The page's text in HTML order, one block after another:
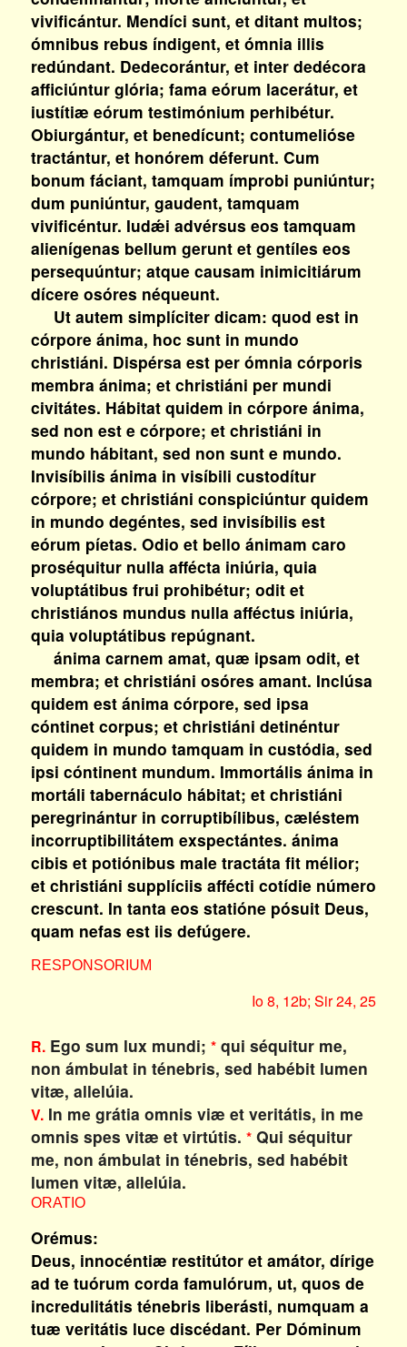
vivificántur. Mendíci sunt, et ditant multos;
ómnibus rebus índigent, et ómnia illis
redúndant. Dedecorántur, et inter dedécora
afficiúntur glória; fama eórum lacerátur, et
iustítiæ eórum testimónium perhibétur.
Obiurgántur, et benedícunt; contumelióse
tractántur, et honórem déferunt. Cum
bonum fáciant, tamquam ímprobi puniúntur;
dum puniúntur, gaudent, tamquam
vivificéntur. Iudǽi advérsus eos tamquam
alienígenas bellum gerunt et gentíles eos
persequúntur; atque causam inimicitiárum
dícere osóres néqueunt.
Ut autem simplíciter dicam: quod est in
córpore ánima, hoc sunt in mundo
christiáni. Dispérsa est per ómnia córporis
membra ánima; et christiáni per mundi
civitátes. Hábitat quidem in córpore ánima,
sed non est e córpore; et christiáni in
mundo hábitant, sed non sunt e mundo.
Invisíbilis ánima in visíbili custodítur
córpore; et christiáni conspiciúntur quidem
in mundo degéntes, sed invisíbilis est
eórum píetas. Odio et bello ánimam caro
proséquitur nulla affécta iniúria, quia
voluptátibus frui prohibétur; odit et
christiános mundus nulla afféctus iniúria,
quia voluptátibus repúgnant.
ánima carnem amat, quæ ipsam odit, et
membra; et christiáni osóres amant. Inclúsa
quidem est ánima córpore, sed ipsa
cóntinet corpus; et christiáni detinéntur
quidem in mundo tamquam in custódia, sed
ipsi cóntinent mundum. Immortális ánima in
mortáli tabernáculo hábitat; et christiáni
peregrinántur in corruptibílibus, cæléstem
incorruptibilitátem exspectántes. ánima
cibis et potiónibus male tractáta fit mélior;
et christiáni supplíciis affécti cotídie número
crescunt. In tanta eos statióne pósuit Deus,
quam nefas est iis defúgere.
RESPONSORIUM
Io 8, 12b; Sir 24, 25
R.Ego sum lux mundi; *qui séquitur me,
non ámbulat in ténebris, sed habébit lumen
vitæ, allelúia.
V.In me grátia omnis viæ et veritátis, in me
omnis spes vitæ et virtútis. *Qui séquitur
me, non ámbulat in ténebris, sed habébit
lumen vitæ, allelúia.
ORATIO
Orémus:
Deus, innocéntiæ restitútor et amátor, dírige
ad te tuórum corda famulórum, ut, quos de
incredulitátis ténebris liberásti, numquam a
tuæ veritátis luce discédant. Per Dóminum